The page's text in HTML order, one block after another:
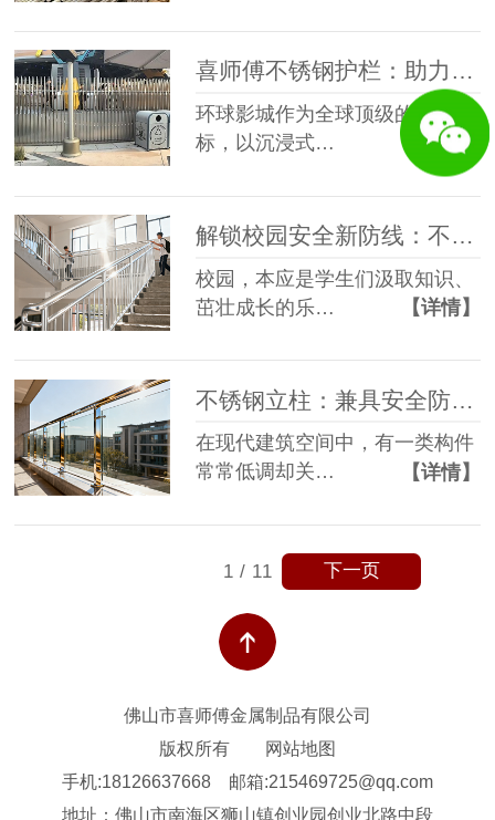
喜师傅不锈钢护栏：助力环球影城打造安全美观的文旅防护标杆
环球影城作为全球顶级的文旅地
标，以沉浸式…
【详情】
解锁校园安全新防线：不锈钢护栏的独特魅力
校园，本应是学生们汲取知识、
茁壮成长的乐…
【详情】
在现代建筑空间中，有一类构件
常常低调却关…
【详情】
1 / 11 下一页
佛山市喜师傅金属制品有限公司
版权所有
网站地图
手机:18126637668 邮箱:215469725@qq.com
地址：佛山市南海区狮山镇创业园创业北路中段